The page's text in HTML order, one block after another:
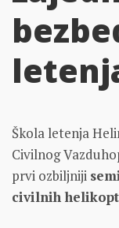
Škola letenja
Civilnog
prvi ozbiljniji
civilnih